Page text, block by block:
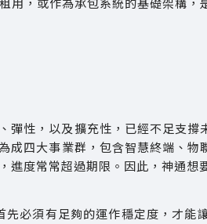
性，以及擴充性，已經不足支撐
四大事業群，包含智慧終端、物
進度常常超過期限。因此，神通
必須有足夠的運作穩定度，才能